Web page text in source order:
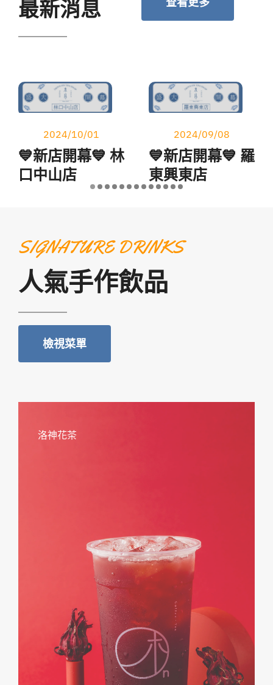
最新消息
2024/10/01
💙新店開幕💙 林
口中山店
2024/09/08
💙新店開幕💙 羅
東興東店
SIGNATURE DRINKS
人氣手作飲品
檢視菜單
洛神花茶